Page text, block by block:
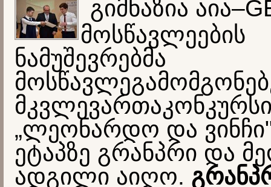
გიმნაზია
მოსწავლეების
ნამუშევრებმა
„ლეონარდო და
ეტაპზე გრანპრი და
ადგილი აიღო.